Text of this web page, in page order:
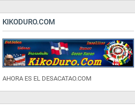
KIKODURO.COM
AHORA ES EL DESACATAO.COM